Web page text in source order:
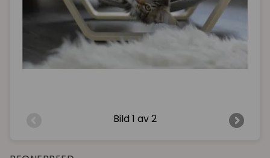
Bild 1 av 2